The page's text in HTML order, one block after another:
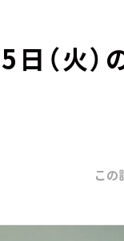
（火）
この